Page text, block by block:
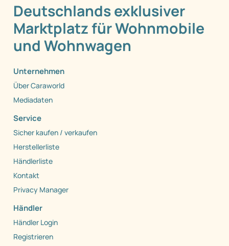
Deutschlands exklusiver
Marktplatz für Wohnmobile
und Wohnwagen
Unternehmen
Über Caraworld
Mediadaten
Service
Sicher kaufen / verkaufen
Herstellerliste
Händlerliste
Kontakt
Privacy Manager
Händler
Händler Login
Registrieren